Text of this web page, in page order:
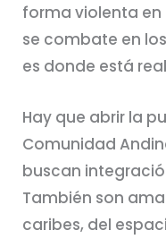
forma violenta en
se combate en
es donde está
Hay que abrir la
Comunidad
buscan
También son
caribes, del